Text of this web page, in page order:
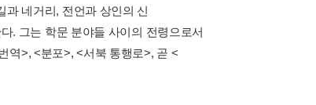
과 네거리, 전언과 상인의 신
. 그는 학문 분야들 사이의 전령으로서
역>, <분포>, <서북 통행로>, 곧 <